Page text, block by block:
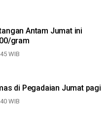
Antam Jumat ini
gram
WIB
di Pegadaian Jumat pagi
WIB